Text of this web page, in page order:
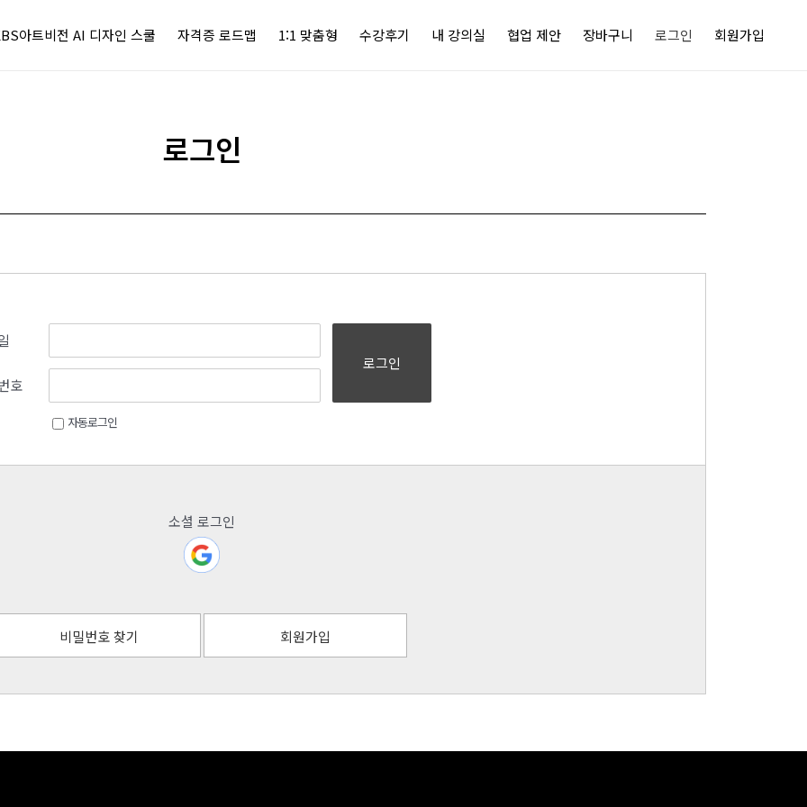
아트비전 AI 디자인 스쿨 자격증 로드맵 1:1 맞춤형 수강후기 내 강의실 협업 제안 장바구니 로그인 회원가입
로그인
호
자동로그인
로그인
소셜 로그인
비밀번호 찾기 회원가입